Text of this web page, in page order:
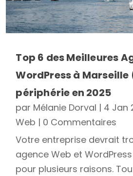
Top 6 des Meilleures
WordPress à Marseille
périphérie en 2025
par Mélanie Dorval | 4 Jan
Web | 0 Commentaires
Votre entreprise devrait
agence Web et
pour plusieurs raisons.